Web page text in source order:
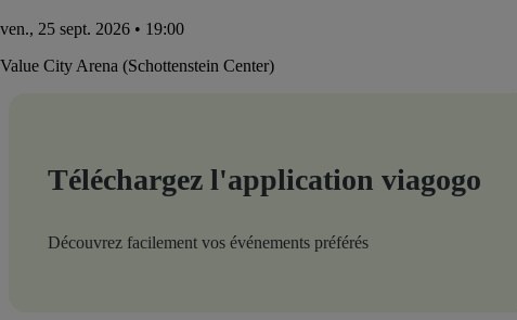
ven., 25 sept. 2026 • 19:00
Value City Arena (Schottenstein Center)
Téléchargez l'application viagogo
Découvrez facilement vos événements préférés